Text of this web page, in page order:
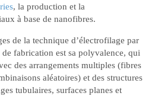
, la production et la
à base de nanofibres.
de la technique d’électrofilage par
de fabrication est sa polyvalence, qui
des arrangements multiples (fibres
aléatoires) et des structures
tubulaires, surfaces planes et